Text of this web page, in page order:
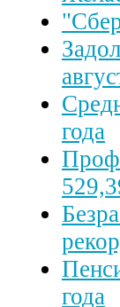
года
года